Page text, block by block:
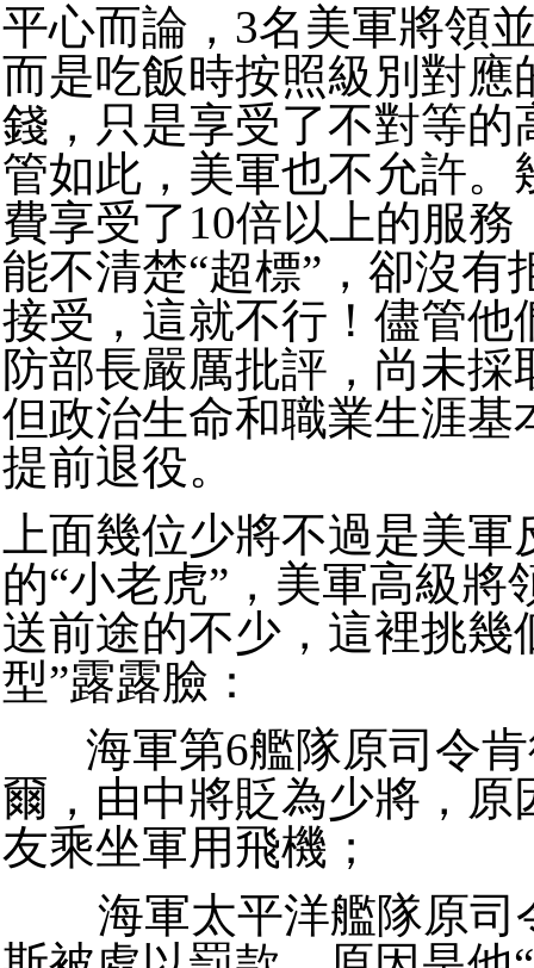
平心而論，3名美軍將領
而是吃飯時按照級別對應
錢，只是享受了不對等的
管如此，美軍也不允許。
費享受了10倍以上的服務
能不清楚“超標”，卻沒有
接受，這就不行！儘管他
防部長嚴厲批評，尚未採
但政治生命和職業生涯基
提前退役。
上面幾位少將不過是美
的“小老虎”，美軍高級將
送前途的不少，這裡挑幾
型”露露臉：
海軍第6艦隊原司令肯
爾，由中將貶為少將，原
友乘坐軍用飛機 ；
海軍太平洋艦隊原司